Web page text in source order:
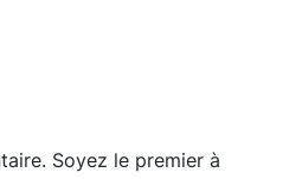
Soyez le premier à